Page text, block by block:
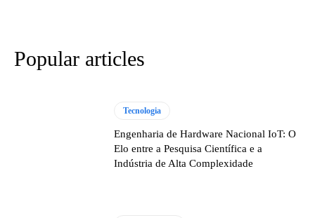
Popular articles
Tecnologia
Engenharia de Hardware Nacional IoT: O
Elo entre a Pesquisa Científica e a
Indústria de Alta Complexidade